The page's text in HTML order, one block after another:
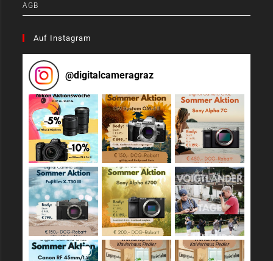
AGB
Auf Instagram
@digitalcameragraz